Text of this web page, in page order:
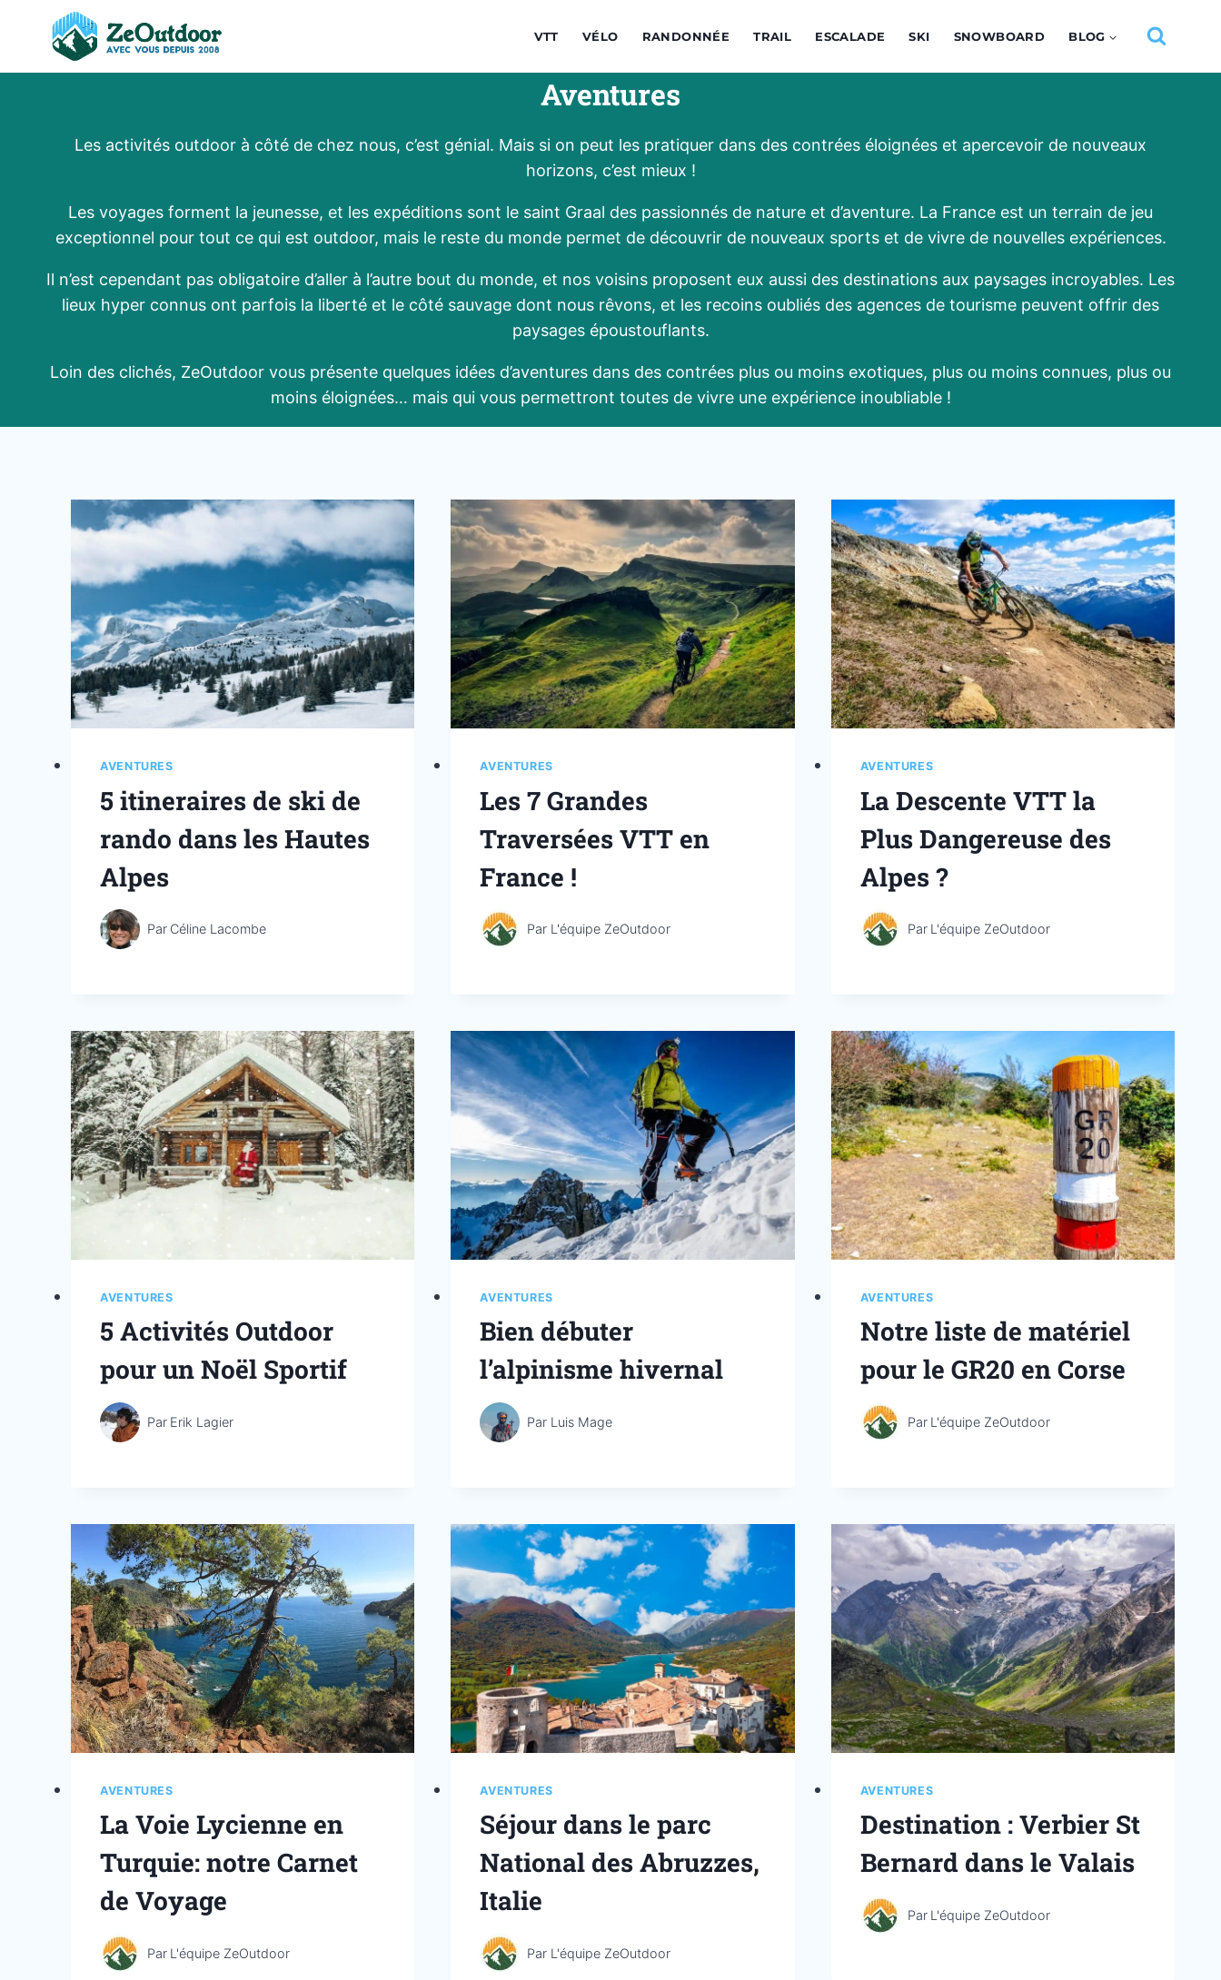
VTT VÉLO RANDONNÉE TRAIL ESCALADE SKI SNOWBOARD BLOG
Aventures
Les activités outdoor à côté de chez nous, c’est génial. Mais si on peut les pratiquer dans des contrées éloignées et apercevoir de nouveaux
horizons, c’est mieux !
Les voyages forment la jeunesse, et les expéditions sont le saint Graal des passionnés de nature et d’aventure. La France est un terrain de jeu
exceptionnel pour tout ce qui est outdoor, mais le reste du monde permet de découvrir de nouveaux sports et de vivre de nouvelles expériences.
Il n’est cependant pas obligatoire d’aller à l’autre bout du monde, et nos voisins proposent eux aussi des destinations aux paysages incroyables. Les
lieux hyper connus ont parfois la liberté et le côté sauvage dont nous rêvons, et les recoins oubliés des agences de tourisme peuvent offrir des
paysages époustouflants.
Loin des clichés, ZeOutdoor vous présente quelques idées d’aventures dans des contrées plus ou moins exotiques, plus ou moins connues, plus ou
moins éloignées… mais qui vous permettront toutes de vivre une expérience inoubliable !
AVENTURES
5 itineraires de ski de
rando dans les Hautes
Alpes
Par Céline Lacombe
AVENTURES
Les 7 Grandes
Traversées VTT en
France !
Par L'équipe ZeOutdoor
AVENTURES
La Descente VTT la
Plus Dangereuse des
Alpes ?
Par L'équipe ZeOutdoor
AVENTURES
5 Activités Outdoor
pour un Noël Sportif
Par Erik Lagier
AVENTURES
Bien débuter
l’alpinisme hivernal
Par Luis Mage
AVENTURES
Notre liste de matériel
pour le GR20 en Corse
Par L'équipe ZeOutdoor
AVENTURES
La Voie Lycienne en
Turquie: notre Carnet
de Voyage
Par L'équipe ZeOutdoor
AVENTURES
Séjour dans le parc
National des Abruzzes,
Italie
Par L'équipe ZeOutdoor
AVENTURES
Destination : Verbier St
Bernard dans le Valais
Par L'équipe ZeOutdoor